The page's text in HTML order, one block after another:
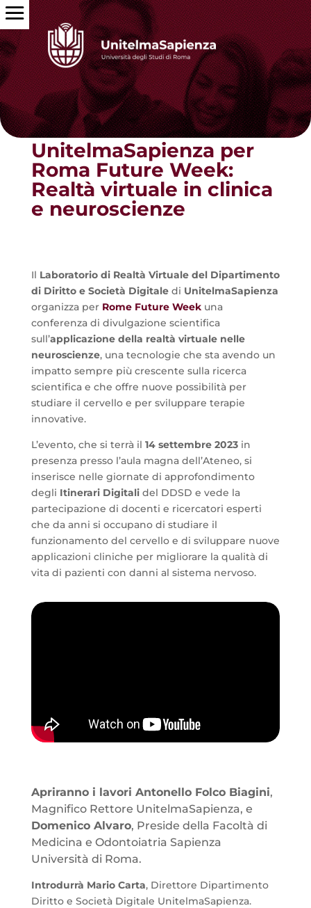
Torna alle news
UnitelmaSapienza per
Roma Future Week:
Realtà virtuale in clinica
e neuroscienze
Il Laboratorio di Realtà Virtuale del Dipartimento
di Diritto e Società Digitaledi UnitelmaSapienza
organizza per Rome Future Weekuna
conferenza di divulgazione scientifica
sull’applicazione della realtà virtuale nelle
neuroscienze, una tecnologie che sta avendo un
impatto sempre più crescente sulla ricerca
scientifica e che offre nuove possibilità per
studiare il cervello e per sviluppare terapie
innovative.
L’evento, che si terrà il 14 settembre 2023 in
presenza presso l’aula magna dell’Ateneo, si
inserisce nelle giornate di approfondimento
degli Itinerari Digitalidel DDSD e vede la
partecipazione di docenti e ricercatori esperti
che da anni si occupano di studiare il
funzionamento del cervello e di sviluppare nuove
applicazioni cliniche per migliorare la qualità di
vita di pazienti con danni al sistema nervoso.
Apriranno i lavori Antonello Folco Biagini,
Magnifico Rettore UnitelmaSapienza, e
Domenico Alvaro, Preside della Facoltà di
Medicina e Odontoiatria Sapienza
Università di Roma.
Introdurrà Mario Carta, Direttore Dipartimento
Diritto e Società Digitale UnitelmaSapienza.